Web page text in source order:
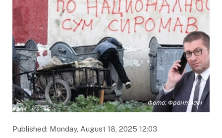
Фото: Фронтлајн
Published: Monday, August 18, 2025 12:03